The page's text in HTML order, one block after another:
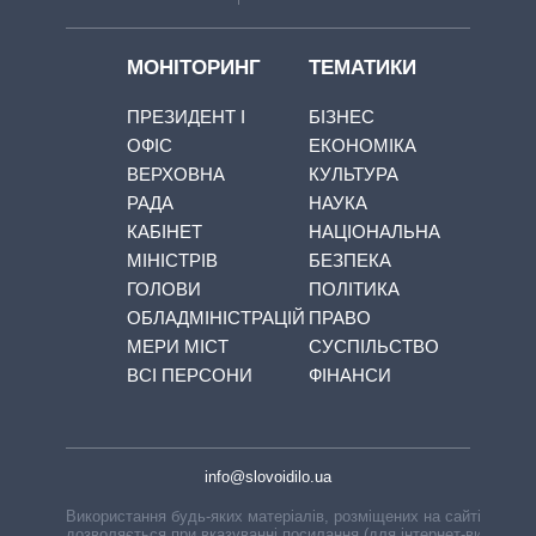
МОНІТОРИНГ
ПРЕЗИДЕНТ І
ОФІС
ВЕРХОВНА
РАДА
КАБІНЕТ
МІНІСТРІВ
ГОЛОВИ
ОБЛАДМІНІСТРАЦІЙ
МЕРИ МІСТ
ВСІ ПЕРСОНИ
ТЕМАТИКИ
БІЗНЕС
ЕКОНОМІКА
КУЛЬТУРА
НАУКА
НАЦІОНАЛЬНА
БЕЗПЕКА
ПОЛІТИКА
ПРАВО
СУСПІЛЬСТВО
ФІНАНСИ
info@slovoidilo.ua
Використання будь-яких матеріалів, розміщених на сайті,